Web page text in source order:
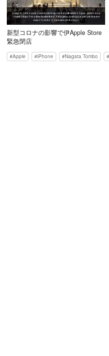
新型コロナの影響で伊Apple Store
緊急閉店
Apple iPhone Nagata Tombo